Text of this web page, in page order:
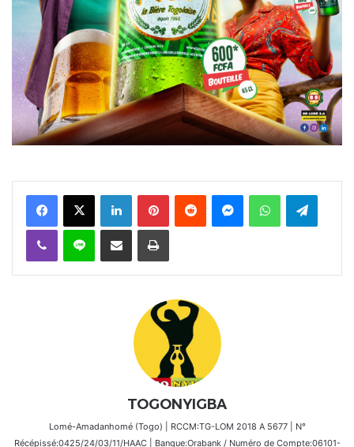
FacebookX Linkedin PinterestReddit MessengerWhatsAppTelegram
Viber Ligne Partager par email Imprimer
TOGONYIGBA
Lomé-Amadanhomé (Togo) | RCCM:TG-LOM 2018 A 5677 | N°
Récépissé:0425/24/03/11/HAAC | Banque:Orabank / Numéro de Compte:06101-